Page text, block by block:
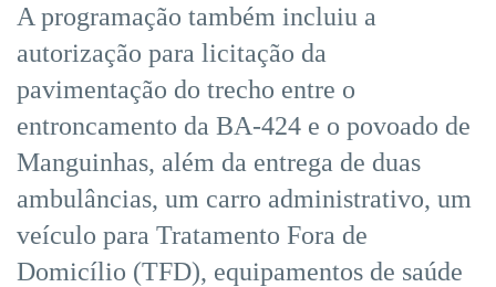
A programação também incluiu a
autorização para licitação da
pavimentação do trecho entre o
entroncamento da BA-424 e o povoado de
Manguinhas, além da entrega de duas
ambulâncias, um carro administrativo, um
veículo para Tratamento Fora de
Domicílio (TFD), equipamentos de saúde